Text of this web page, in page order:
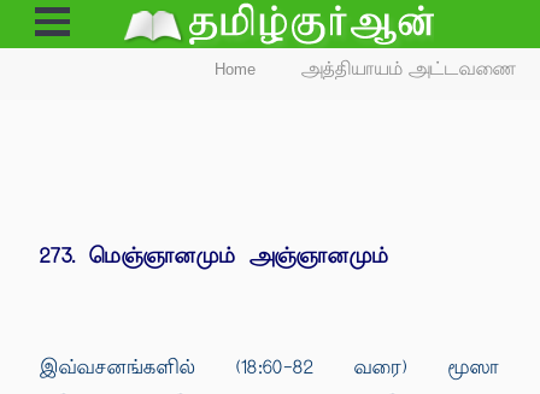
Open
Menu
Home அத்தியாயம் அட்டவணை
273. மெஞ்ஞானமும் அஞ்ஞானமும்
இவ்வசனங்களில் (18:60-82 வரை) மூஸா